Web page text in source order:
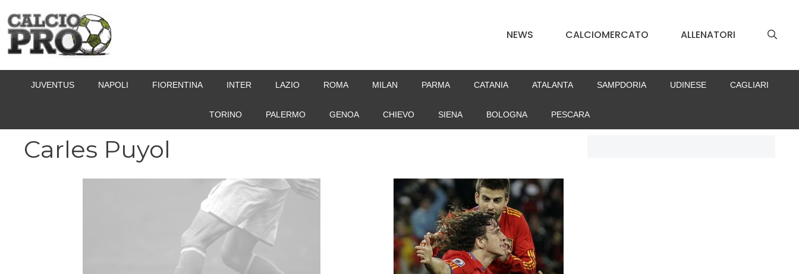
contenuto
NEWS CALCIOMERCATO ALLENATORI
JUVENTUS NAPOLI FIORENTINA INTER LAZIO ROMA MILAN PARMA CATANIA ATALANTA SAMPDORIA UDINESE CAGLIARI
TORINO PALERMO GENOA CHIEVO SIENA BOLOGNA PESCARA
Carles Puyol